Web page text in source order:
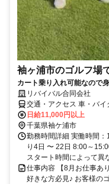
袖ヶ浦市のゴルフ場
カート乗り入れ可能なので
リバイバル合同会社
交通・アクセス 車・バイ
日給11,000円以上
千葉県袖ケ浦市
勤務時間詳細 実働時間
り4日 〜 22日 8:00～
スタート時間によって
仕事内容 【8月お仕事あ
好きな方必見♪ お客様の